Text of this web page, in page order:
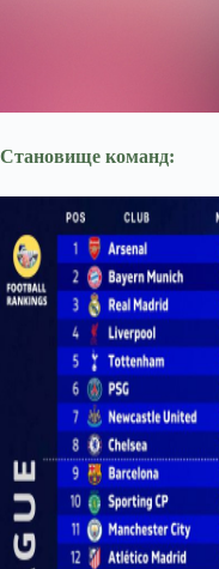
Становище команд: